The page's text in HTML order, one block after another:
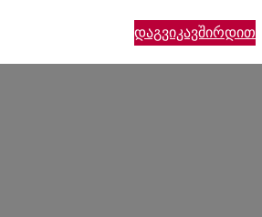
დაგვიკავშირდით